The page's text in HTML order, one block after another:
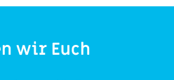
wir Euch